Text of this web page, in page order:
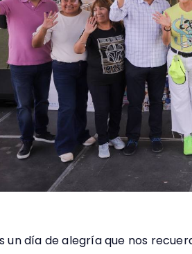
un día de alegría que nos